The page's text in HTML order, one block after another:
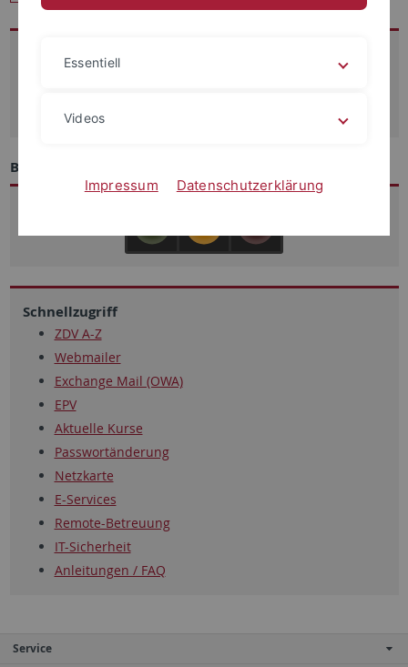
Kontakt
support@zdv.uni-tuebingen.de
Betriebszustand
Schnellzugriff
ZDV A-Z
Webmailer
Exchange Mail (OWA)
EPV
Aktuelle Kurse
Passwortänderung
Netzkarte
E-Services
Remote-Betreuung
IT-Sicherheit
Anleitungen / FAQ
Service
Essentiell
Videos
Impressum Datenschutzerklärung